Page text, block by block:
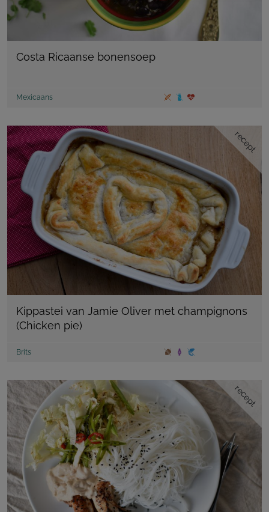
Costa Ricaanse bonensoep
Mexicaans
recept
Kippastei van Jamie Oliver met champignons
(Chicken pie)
Brits
recept